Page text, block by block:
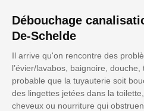
Débouchage
De-Schelde
Il arrive qu'on rencontre des
l’évier/lavabos, baignoire,
probable que la tuyauterie soit
des lingettes jetées dans la
cheveux ou nourriture qui